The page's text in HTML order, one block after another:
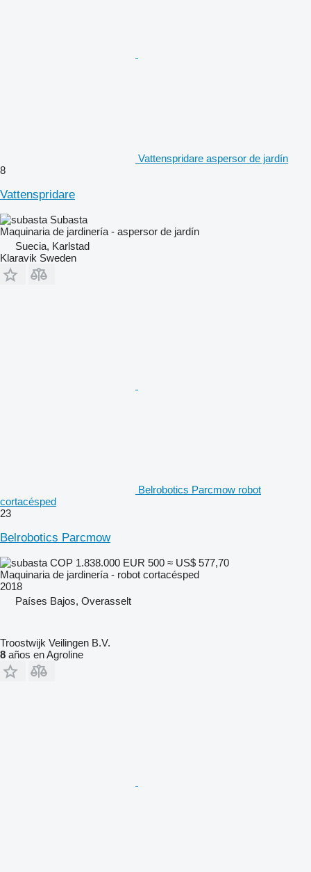
Vattenspridare aspersor de jardín
8
Vattenspridare
Subasta
Maquinaria de jardinería - aspersor de jardín
Suecia, Karlstad
Klaravik Sweden
Belrobotics Parcmow robot
cortacésped
23
Belrobotics Parcmow
COP 1.838.000 EUR 500 ≈ US$ 577,70
Maquinaria de jardinería - robot cortacésped
2018
Países Bajos, Overasselt
Troostwijk Veilingen B.V.
8 años en Agroline